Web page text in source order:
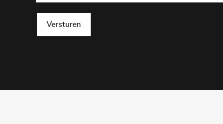
Versturen